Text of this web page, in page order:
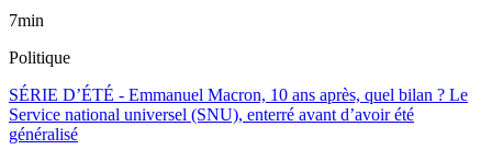
7min
Politique
SÉRIE D’ÉTÉ - Emmanuel Macron, 10 ans après, quel bilan ? Le
Service national universel (SNU), enterré avant d’avoir été
généralisé